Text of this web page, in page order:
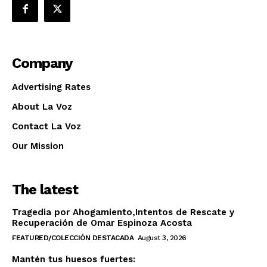
Company
Advertising Rates
About La Voz
Contact La Voz
Our Mission
The latest
Tragedia por Ahogamiento,Intentos de Rescate y
Recuperación de Omar Espinoza Acosta
FEATURED/COLECCIÓN DESTACADA August 3, 2026
Mantén tus huesos fuertes: